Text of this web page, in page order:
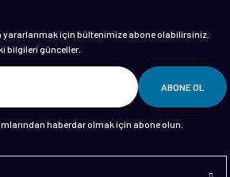
yararlanmak için bültenimize abone olabilirsiniz.
bilgileri günceller.
ABONE OL
haberdar olmak için abone olun.